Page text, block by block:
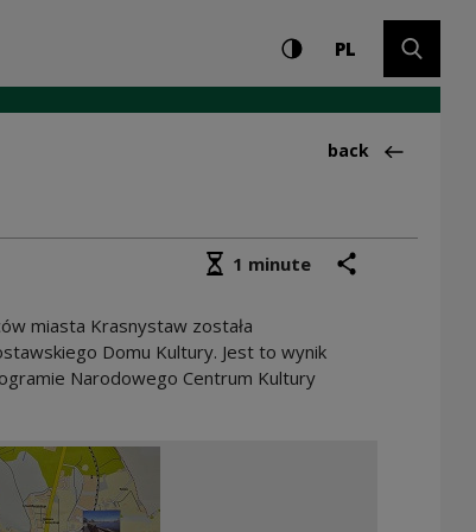
Settings and search
High contrast
PLCHANGE
Back
back
Średni czas czytania
1 minute
miasta Krasnystaw została
Domu Kultury. Jest to wynik
Narodowego Centrum Kultury